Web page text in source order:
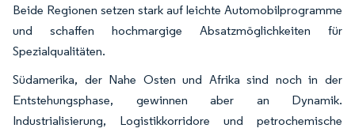
Beide Regionen setzen stark auf leichte Automobilprogramme
und schaffen hochmargige Absatzmöglichkeiten für
Spezialqualitäten.
Südamerika, der Nahe Osten und Afrika sind noch in der
Entstehungsphase, gewinnen aber an Dynamik.
Industrialisierung, Logistikkorridore und petrochemische